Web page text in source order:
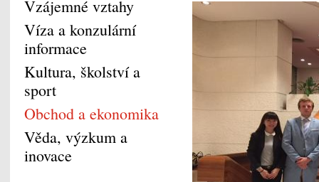
Vzájemné vztahy
Víza a konzulární
informace
Kultura, školství a
sport
Obchod a ekonomika
Věda, výzkum a
inovace